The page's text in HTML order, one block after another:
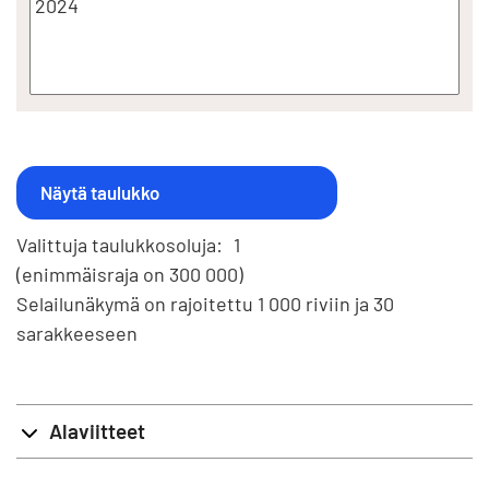
Valittuja taulukkosoluja: 1
(enimmäisraja on 300 000)
Selailunäkymä on rajoitettu 1 000 riviin ja 30
sarakkeeseen
Alaviitteet